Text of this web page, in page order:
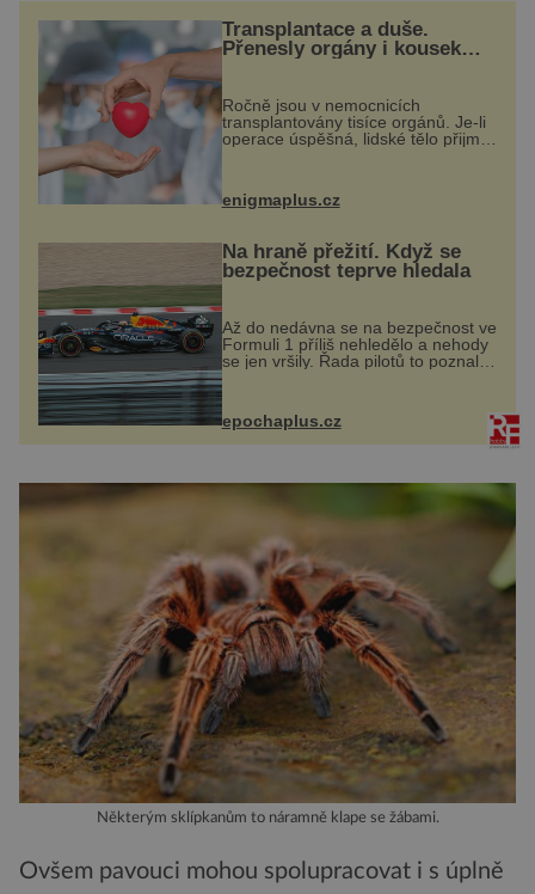
Transplantace a duše.
Přenesly orgány i kousek
Ročně jsou v nemocnicích
transplantovány tisíce orgánů. Je-li
operace úspěšná, lidské tělo přijme
co když při transplantaci
nepřijímám...
enigmaplus.cz
Na hraně přežití. Když se
bezpečnost teprve hledala
Až do nedávna se na bezpečnost ve
Formuli 1 příliš nehledělo a nehody
se jen vršily. Řada pilotů to poznala
na vlastní kůži, často s trvalými
následky nebo bohužel i ztrátou
života. Dnes nepochopiteln...
epochaplus.cz
Některým sklípkanům to náramně klape se žábami.
Ovšem pavouci mohou spolupracovat i s úplně